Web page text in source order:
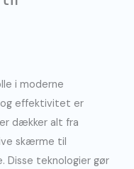
i moderne
og effektivitet er
dækker alt fra
skærme til
Disse teknologier gør